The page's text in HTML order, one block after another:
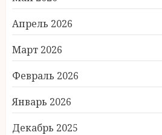
Апрель 2026
Март 2026
Февраль 2026
Январь 2026
Декабрь 2025